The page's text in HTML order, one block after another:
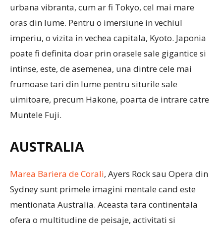
urbana vibranta, cum ar fi Tokyo, cel mai mare
oras din lume. Pentru o imersiune in vechiul
imperiu, o vizita in vechea capitala, Kyoto. Japonia
poate fi definita doar prin orasele sale gigantice si
intinse, este, de asemenea, una dintre cele mai
frumoase tari din lume pentru siturile sale
uimitoare, precum Hakone, poarta de intrare catre
Muntele Fuji.
AUSTRALIA
Marea Bariera de Corali, Ayers Rock sau Opera din
Sydney sunt primele imagini mentale cand este
mentionata Australia. Aceasta tara continentala
ofera o multitudine de peisaje, activitati si